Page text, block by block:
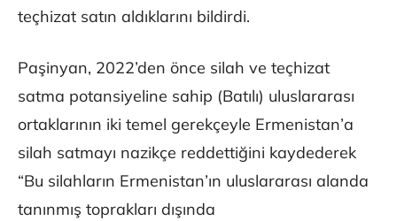
teçhizat satın aldıklarını bildirdi.
Paşinyan, 2022’den önce silah ve teçhizat
satma potansiyeline sahip (Batılı) uluslararası
ortaklarının iki temel gerekçeyle Ermenistan’a
silah satmayı nazikçe reddettiğini kaydederek
“Bu silahların Ermenistan’ın uluslararası alanda
tanınmış toprakları dışında